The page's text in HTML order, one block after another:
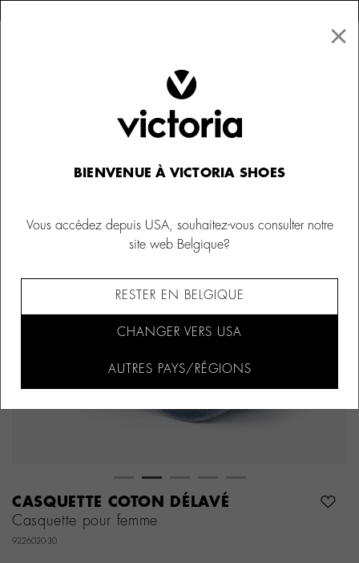
CASQUETTE COTON DÉLAVÉ
Casquette pour femme
9226020-30
×
BIENVENUE À VICTORIA SHOES
Vous accédez depuis USA, souhaitez-vous consulter notre
site web Belgique?
RESTER EN BELGIQUE
CHANGER VERS USA
AUTRES PAYS/RÉGIONS